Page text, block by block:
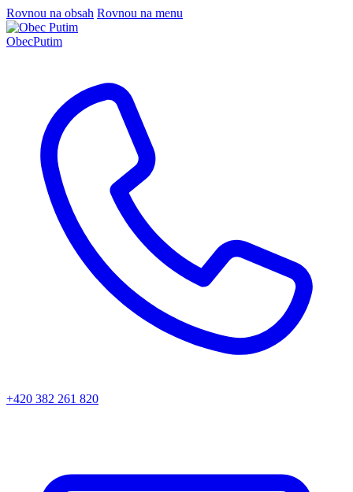
Rovnou na obsah Rovnou na menu
ObecPutim
+420 382 261 820